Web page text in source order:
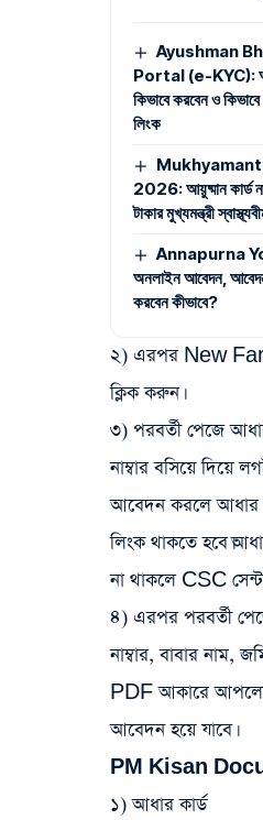
Ayushman
Portal (e-KYC):
কিভাবে করবেন ও
লিংক
2026: আয়ুষ্মান কার্ড
টাকার মুখ্যমন্ত্রী
Annapurna
অনলাইন আবেদন,
করবেন কীভাবে?
২) এরপর New
ক্লিক করুন।
৩) পরবর্তী পেজে
নাম্বার বসিয়ে দিয়ে
আবেদন করলে আধার
লিংক থাকতে
না থাকলে CSC
৪) এরপর পরবর্তী
নাম্বার, বাবার নাম,
PDF আকারে
আবেদন হয়ে যাবে।
PM Kisan
১) আধার কার্ড